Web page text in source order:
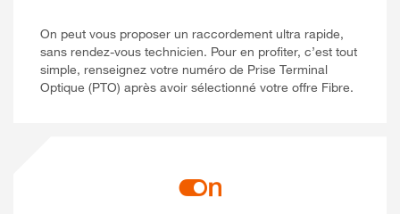
On peut vous proposer un raccordement ultra rapide,
sans rendez-vous technicien. Pour en profiter, c’est tout
simple, renseignez votre numéro de Prise Terminal
Optique (PTO) après avoir sélectionné votre offre Fibre.